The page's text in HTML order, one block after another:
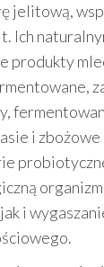
jelitową,
Ich
produkty
i
i